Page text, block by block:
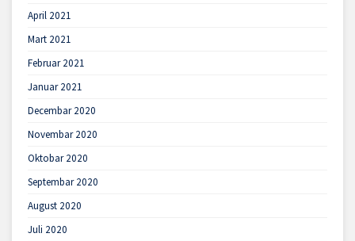
April 2021
Mart 2021
Februar 2021
Januar 2021
Decembar 2020
Novembar 2020
Oktobar 2020
Septembar 2020
August 2020
Juli 2020